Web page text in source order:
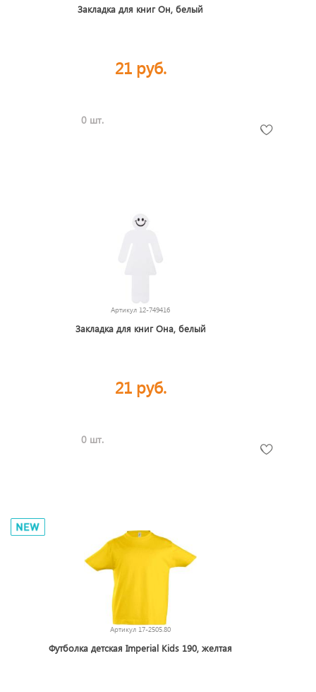
Закладка для книг Он, белый
21 руб.
0 шт.
Артикул 12-749416
Закладка для книг Она, белый
21 руб.
0 шт.
Артикул 17-2505.80
Футболка детская Imperial Kids 190, желтая